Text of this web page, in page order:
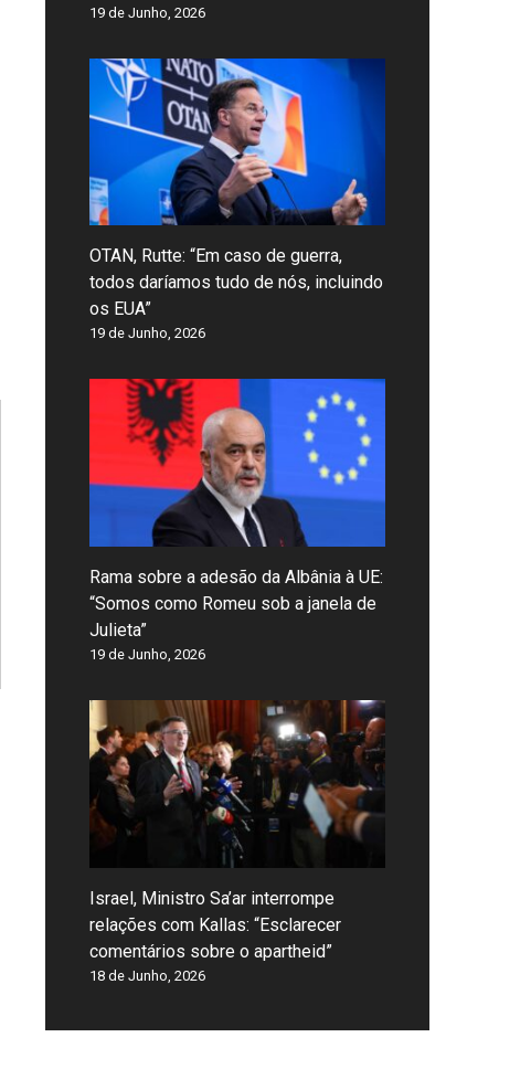
19 de Junho, 2026
OTAN, Rutte: “Em caso de guerra,
todos daríamos tudo de nós, incluindo
os EUA”
19 de Junho, 2026
Rama sobre a adesão da Albânia à UE:
“Somos como Romeu sob a janela de
Julieta”
19 de Junho, 2026
Israel, Ministro Sa’ar interrompe
relações com Kallas: “Esclarecer
comentários sobre o apartheid”
18 de Junho, 2026